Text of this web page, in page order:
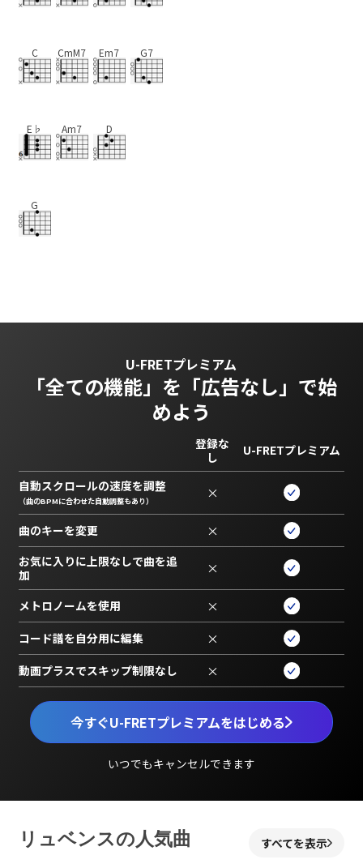
C CmM7 Em7 G7
E♭ Am7 D
G
U-FRETプレミアム
「全ての機能」を 「広告なし」で始
めよう
今すぐU-FRETプレミアムをはじめる
いつでもキャンセルできます
登録な
し
U-FRETプレミアム
自動スクロールの速度を調整
（曲のBPMに合わせた自動調整もあり） ×
曲のキーを変更 ×
お気に入りに上限なしで曲を追
加
×
メトロノームを使用 ×
コード譜を自分用に編集 ×
動画プラスでスキップ制限なし ×
リュベンスの人気曲 すべてを表示